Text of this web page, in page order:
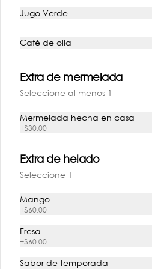
Conócenos
Despachos
Términos y condiciones
Política de privacidad
Redes sociales
Instagram
Jugo Verde
Café de olla
Extra de mermelada
Seleccione al menos 1
Mermelada hecha en casa
+$30.00
Extra de helado
Seleccione 1
Mango
+$60.00
Fresa
+$60.00
Sabor de temporada